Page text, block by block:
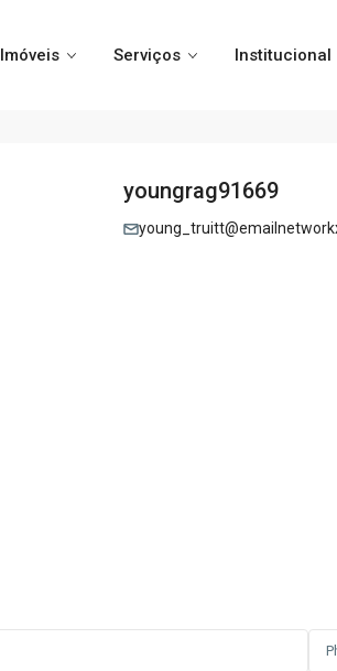
Imóveis Serviços Institucional
youngrag91669